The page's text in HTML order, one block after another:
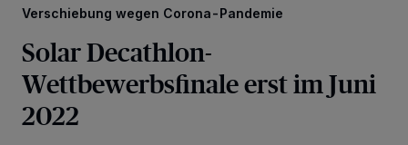
Verschiebung wegen Corona-Pandemie
Solar Decathlon-
Wettbewerbsfinale erst im Juni
2022